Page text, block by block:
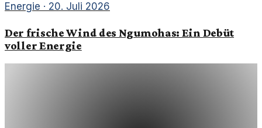
Energie · 20. Juli 2026
Der frische Wind des Ngumohas: Ein Debüt
voller Energie